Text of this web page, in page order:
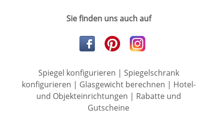
Sie finden uns auch auf
Spiegel konfigurieren | Spiegelschrank
konfigurieren | Glasgewicht berechnen | Hotel-
und Objekteinrichtungen | Rabatte und
Gutscheine